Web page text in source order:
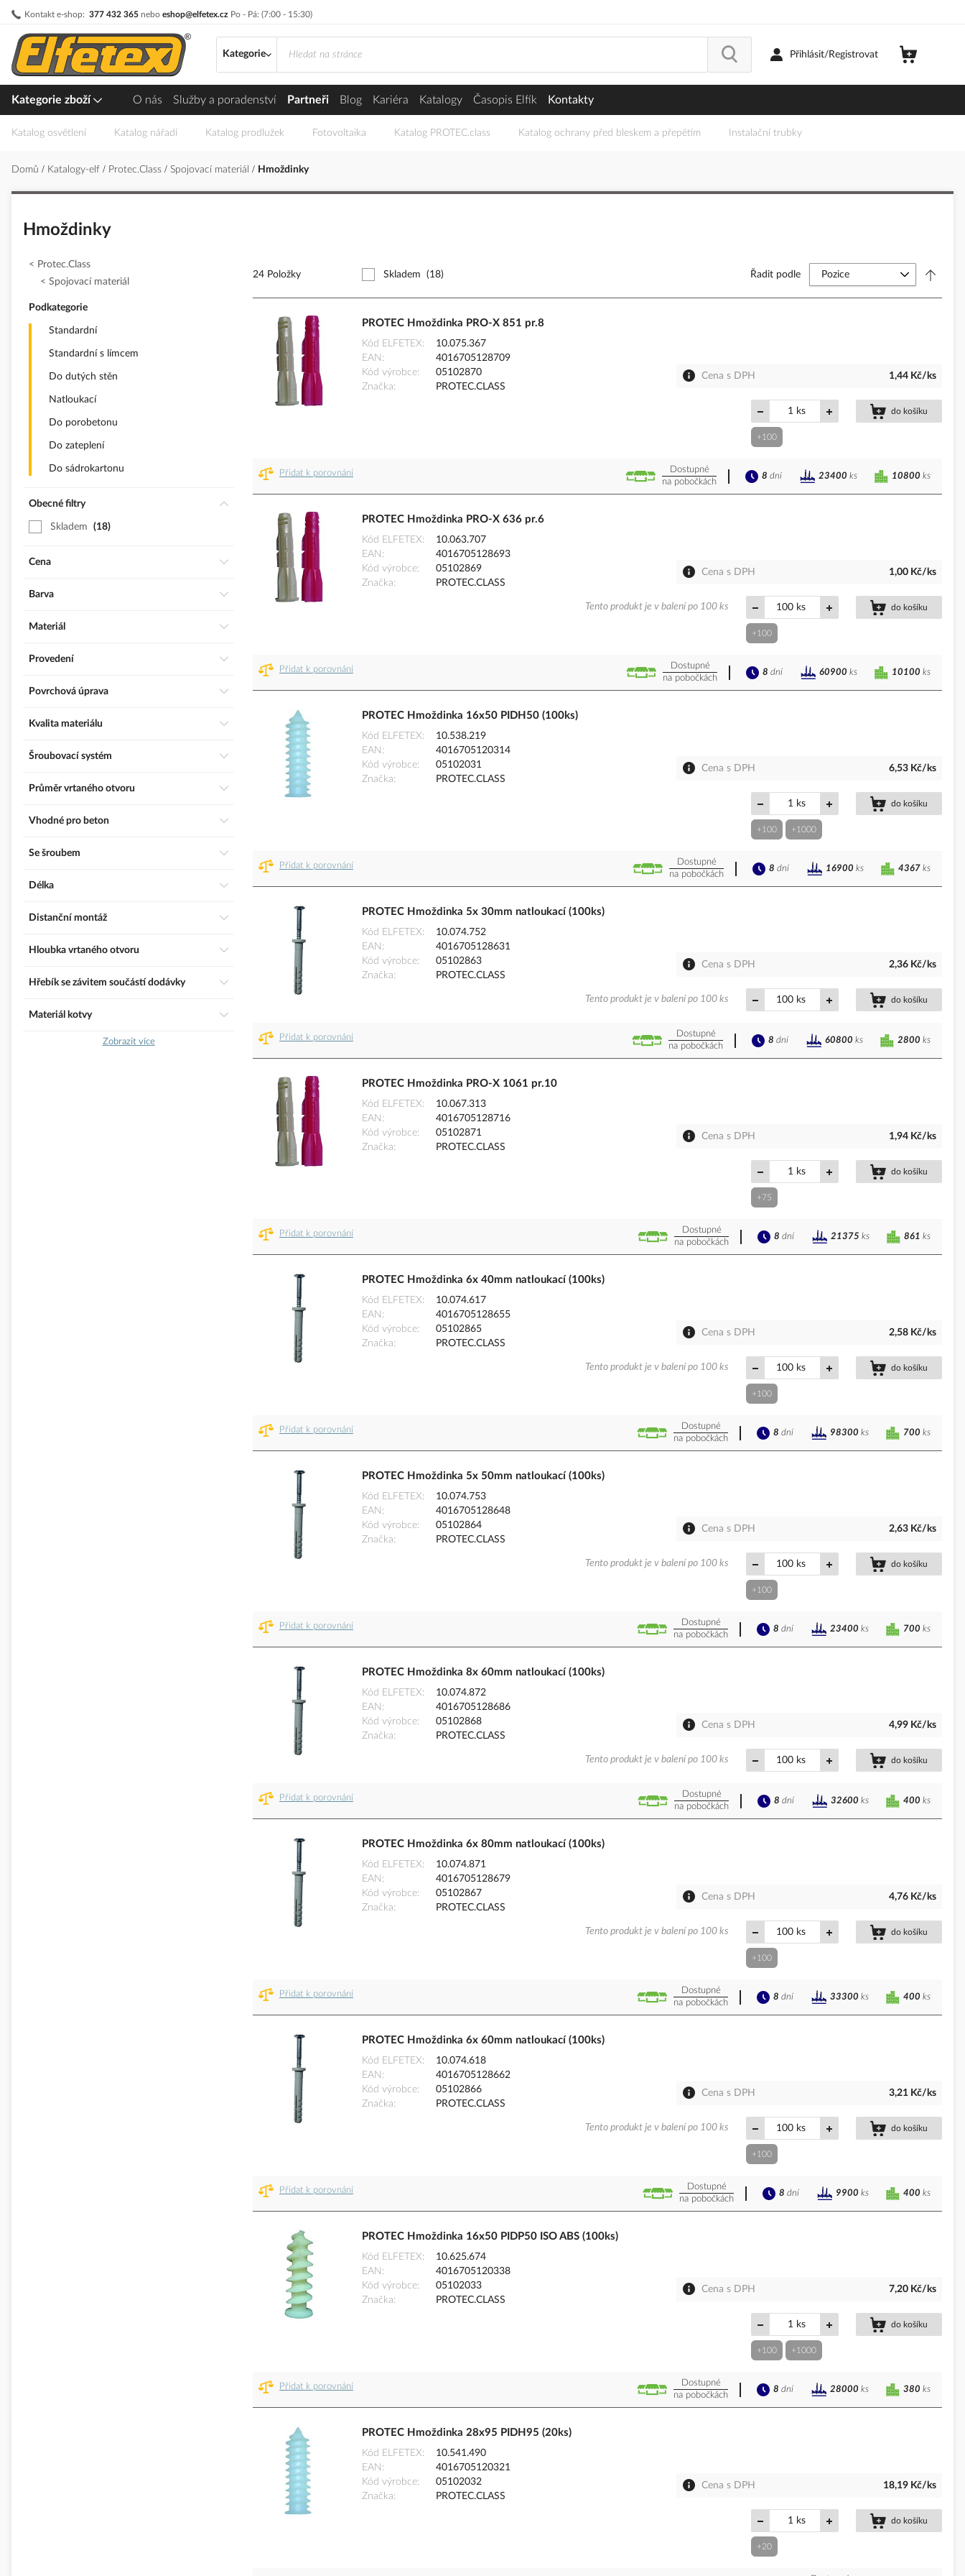
Kontakt e-shop: 377 432 365 nebo eshop@elfetex.cz Po - Pá: (7:00 - 15:30)
Přejít
obsah
Kategorie
Přihlásit/Registrovat
Kategorie zboží O nás Služby a poradenství Partneři Blog Kariéra Katalogy Časopis Elfík Kontakty
Katalog osvětlení Katalog nářadí Katalog prodlužek Fotovoltaika Katalog PROTEC.class Katalog ochrany před bleskem a přepětím Instalační trubky
Domů Katalogy-elf Protec.Class Spojovací materiál Hmoždinky
Hmoždinky
24 Položky Skladem (18) Řadit podle
PROTEC Hmoždinka PRO-X 851 pr.8
Kód ELFETEX
10.075.367
EAN
4016705128709
Kód výrobce
05102870
Značka
PROTEC.CLASS
Cena s DPH 1,44 Kč/ks
ks do košíku
+100
Přidat k porovnání
Dostupné
na pobočkách
10800 ks
8 dní 23400 ks
PROTEC Hmoždinka PRO-X 636 pr.6
Kód ELFETEX
10.063.707
EAN
4016705128693
Kód výrobce
05102869
Značka
PROTEC.CLASS
Cena s DPH 1,00 Kč/ks
ks do košíku
+100
Tento produkt je v balení po 100 ks
Přidat k porovnání
Dostupné
na pobočkách
10100 ks
8 dní 60900 ks
PROTEC Hmoždinka 16x50 PIDH50 (100ks)
Kód ELFETEX
10.538.219
EAN
4016705120314
Kód výrobce
05102031
Značka
PROTEC.CLASS
Cena s DPH 6,53 Kč/ks
ks do košíku
+100 +1000
Přidat k porovnání
Dostupné
na pobočkách
4367 ks
8 dní 16900 ks
PROTEC Hmoždinka 5x 30mm natloukací (100ks)
Kód ELFETEX
10.074.752
EAN
4016705128631
Kód výrobce
05102863
Značka
PROTEC.CLASS
Cena s DPH 2,36 Kč/ks
ks do košíku
Tento produkt je v balení po 100 ks
Přidat k porovnání
Dostupné
na pobočkách
2800 ks
8 dní 60800 ks
PROTEC Hmoždinka PRO-X 1061 pr.10
Kód ELFETEX
10.067.313
EAN
4016705128716
Kód výrobce
05102871
Značka
PROTEC.CLASS
Cena s DPH 1,94 Kč/ks
ks do košíku
+75
Přidat k porovnání
Dostupné
na pobočkách
861 ks
8 dní 21375 ks
PROTEC Hmoždinka 6x 40mm natloukací (100ks)
Kód ELFETEX
10.074.617
EAN
4016705128655
Kód výrobce
05102865
Značka
PROTEC.CLASS
Cena s DPH 2,58 Kč/ks
ks do košíku
+100
Tento produkt je v balení po 100 ks
Přidat k porovnání
Dostupné
na pobočkách
700 ks
8 dní 98300 ks
PROTEC Hmoždinka 5x 50mm natloukací (100ks)
Kód ELFETEX
10.074.753
EAN
4016705128648
Kód výrobce
05102864
Značka
PROTEC.CLASS
Cena s DPH 2,63 Kč/ks
ks do košíku
+100
Tento produkt je v balení po 100 ks
Přidat k porovnání
Dostupné
na pobočkách
700 ks
8 dní 23400 ks
PROTEC Hmoždinka 8x 60mm natloukací (100ks)
Kód ELFETEX
10.074.872
EAN
4016705128686
Kód výrobce
05102868
Značka
PROTEC.CLASS
Cena s DPH 4,99 Kč/ks
ks do košíku
Tento produkt je v balení po 100 ks
Přidat k porovnání
Dostupné
na pobočkách
400 ks
8 dní 32600 ks
PROTEC Hmoždinka 6x 80mm natloukací (100ks)
Kód ELFETEX
10.074.871
EAN
4016705128679
Kód výrobce
05102867
Značka
PROTEC.CLASS
Cena s DPH 4,76 Kč/ks
ks do košíku
+100
Tento produkt je v balení po 100 ks
Přidat k porovnání
Dostupné
na pobočkách
400 ks
8 dní 33300 ks
PROTEC Hmoždinka 6x 60mm natloukací (100ks)
Kód ELFETEX
10.074.618
EAN
4016705128662
Kód výrobce
05102866
Značka
PROTEC.CLASS
Cena s DPH 3,21 Kč/ks
ks do košíku
+100
Tento produkt je v balení po 100 ks
Přidat k porovnání
Dostupné
na pobočkách
400 ks
8 dní 9900 ks
PROTEC Hmoždinka 16x50 PIDP50 ISO ABS (100ks)
Kód ELFETEX
10.625.674
EAN
4016705120338
Kód výrobce
05102033
Značka
PROTEC.CLASS
Cena s DPH 7,20 Kč/ks
ks do košíku
+100 +1000
Přidat k porovnání
Dostupné
na pobočkách
380 ks
8 dní 28000 ks
PROTEC Hmoždinka 28x95 PIDH95 (20ks)
Kód ELFETEX
10.541.490
EAN
4016705120321
Kód výrobce
05102032
Značka
PROTEC.CLASS
Cena s DPH 18,19 Kč/ks
ks do košíku
+20
Protec.Class
Spojovací materiál
Podkategorie
Standardní
Standardní s límcem
Do dutých stěn
Natloukací
Do porobetonu
Do zateplení
Do sádrokartonu
Obecné filtry
Skladem 18
Cena
Barva
Materiál
Provedení
Povrchová úprava
Kvalita materiálu
Šroubovací systém
Průměr vrtaného otvoru
Vhodné pro beton
Se šroubem
Délka
Distanční montáž
Hloubka vrtaného otvoru
Hřebík se závitem součástí dodávky
Materiál kotvy
Zobrazit více